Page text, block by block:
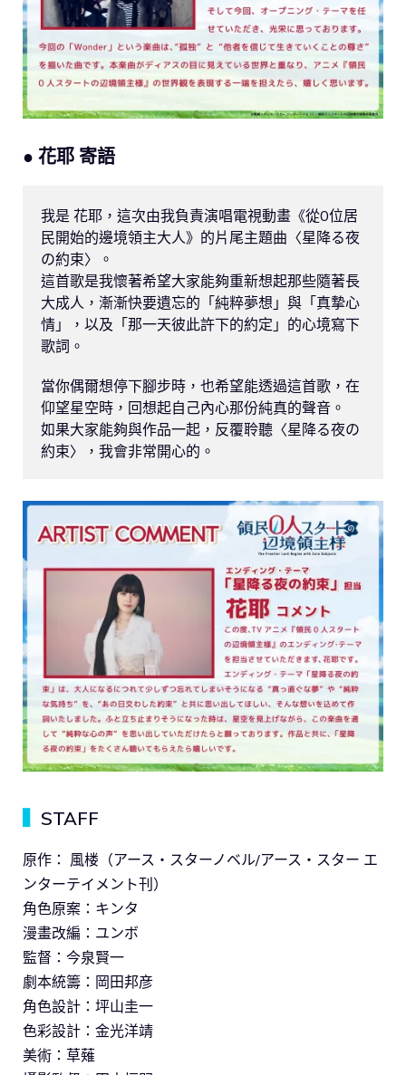
● 花耶 寄語
我是 花耶，這次由我負責演唱電視動畫《從0位居
民開始的邊境領主大人》的片尾主題曲〈星降る夜
の約束〉。
這首歌是我懷著希望大家能夠重新想起那些隨著長
大成人，漸漸快要遺忘的「純粹夢想」與「真摯心
情」，以及「那一天彼此許下的約定」的心境寫下
歌詞。
當你偶爾想停下腳步時，也希望能透過這首歌，在
仰望星空時，回想起自己內心那份純真的聲音。
如果大家能夠與作品一起，反覆聆聽〈星降る夜の
約束〉，我會非常開心的。
STAFF
原作： 風楼（アース・スターノベル/アース・スター エ
ンターテイメント刊）
角色原案：キンタ
漫畫改編：ユンボ
監督：今泉賢一
劇本統籌：岡田邦彦
角色設計：坪山圭一
⾊彩設計：金光洋靖
美術：草薙